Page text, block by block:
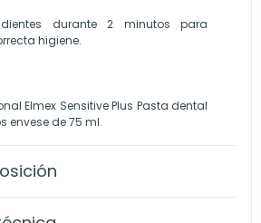
durante 2 minutos para
higiene.
Elmex Sensitive Plus Pasta dental
envese de 75 ml.